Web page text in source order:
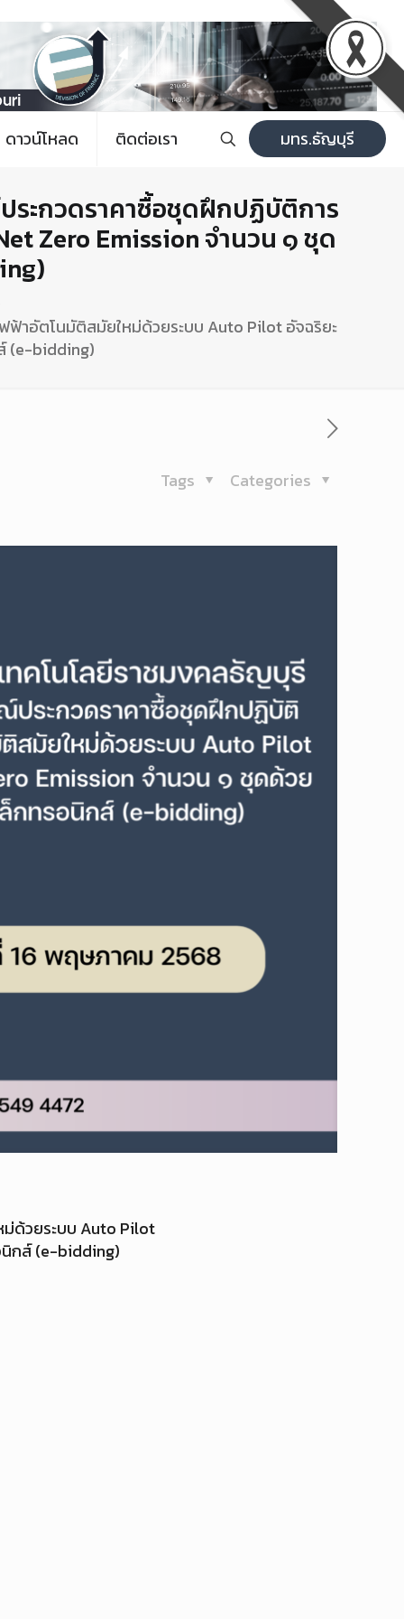
ดาวน์โหลด ติดต่อเรา มทร.ธัญบุรี
ระกวดราคาซื้อชุดฝึกปฏิบัติการ
Zero Emission จำนวน ๑ ชุด
ฟ้าอัตโนมัติสมัยใหม่ด้วยระบบ Auto Pilot อัจฉริยะ
(e-bidding)
Categories
Tags
ม่ด้วยระบบ Auto Pilot
นิกส์ (e-bidding)